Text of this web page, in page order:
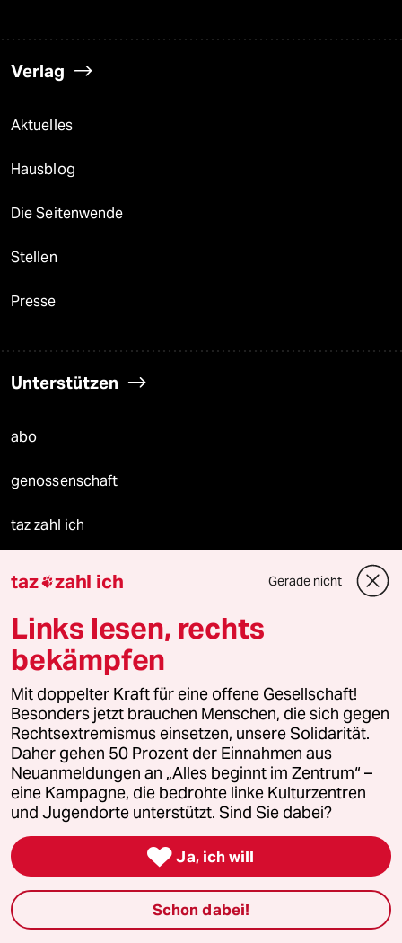
Verlag
Aktuelles
Hausblog
Die Seitenwende
Stellen
Presse
Unterstützen
abo
genossenschaft
taz zahl ich
panterstiftung
panterpreis 2026
Podcast
bundestalk
fernverbindung
klima update°
Mauerecho
taz zahl ich Gerade nicht
Links lesen, rechts
bekämpfen
Mit doppelter Kraft für eine offene Gesellschaft!
Besonders jetzt brauchen Menschen, die sich gegen
Rechtsextremismus einsetzen, unsere Solidarität.
Daher gehen 50 Prozent der Einnahmen aus
Neuanmeldungen an „Alles beginnt im Zentrum“ –
eine Kampagne, die bedrohte linke Kulturzentren
und Jugendorte unterstützt. Sind Sie dabei?
 Ja, ich will
Schon dabei!